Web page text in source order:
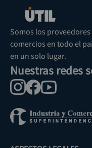
Somos los
comercios en todo el
en un solo lugar.
Nuestras redes